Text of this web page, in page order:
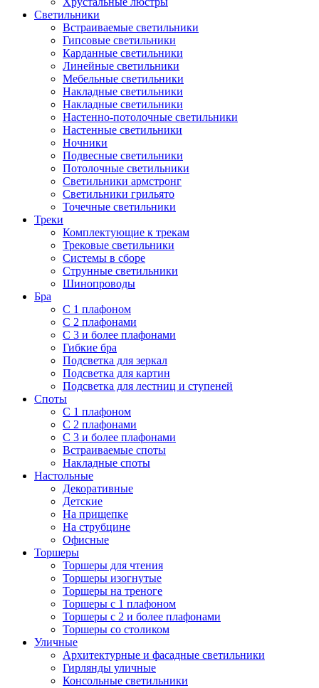
Светильники
Встраиваемые светильники
Гипсовые светильники
Карданные светильники
Линейные светильники
Мебельные светильники
Накладные светильники
Накладные светильники
Настенно-потолочные светильники
Настенные светильники
Ночники
Подвесные светильники
Потолочные светильники
Светильники армстронг
Светильники грильято
Точечные светильники
Треки
Комплектующие к трекам
Трековые светильники
Системы в сборе
Струнные светильники
Шинопроводы
Бра
С 1 плафоном
С 2 плафонами
С 3 и более плафонами
Гибкие бра
Подсветка для зеркал
Подсветка для картин
Подсветка для лестниц и ступеней
Споты
С 1 плафоном
С 2 плафонами
С 3 и более плафонами
Встраиваемые споты
Накладные споты
Настольные
Декоративные
Детские
На прищепке
На струбцине
Офисные
Торшеры
Торшеры для чтения
Торшеры изогнутые
Торшеры на треноге
Торшеры с 1 плафоном
Торшеры с 2 и более плафонами
Торшеры со столиком
Уличные
Архитектурные и фасадные светильники
Гирлянды уличные
Консольные светильники